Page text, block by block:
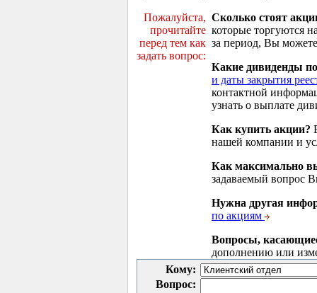
Пожалуйста,
прочитайте
перед тем как
задать вопрос:
Сколько стоят
которые торгуются
за период, Вы
Какие дивиденды
и даты закрытия
контактной
узнать о выплате
Как купить акции?
нашей компании и
Как максимально
задаваемый вопрос
Нужна другая
по акциям
Вопросы,
дополнению или
Кому:
Вопрос: